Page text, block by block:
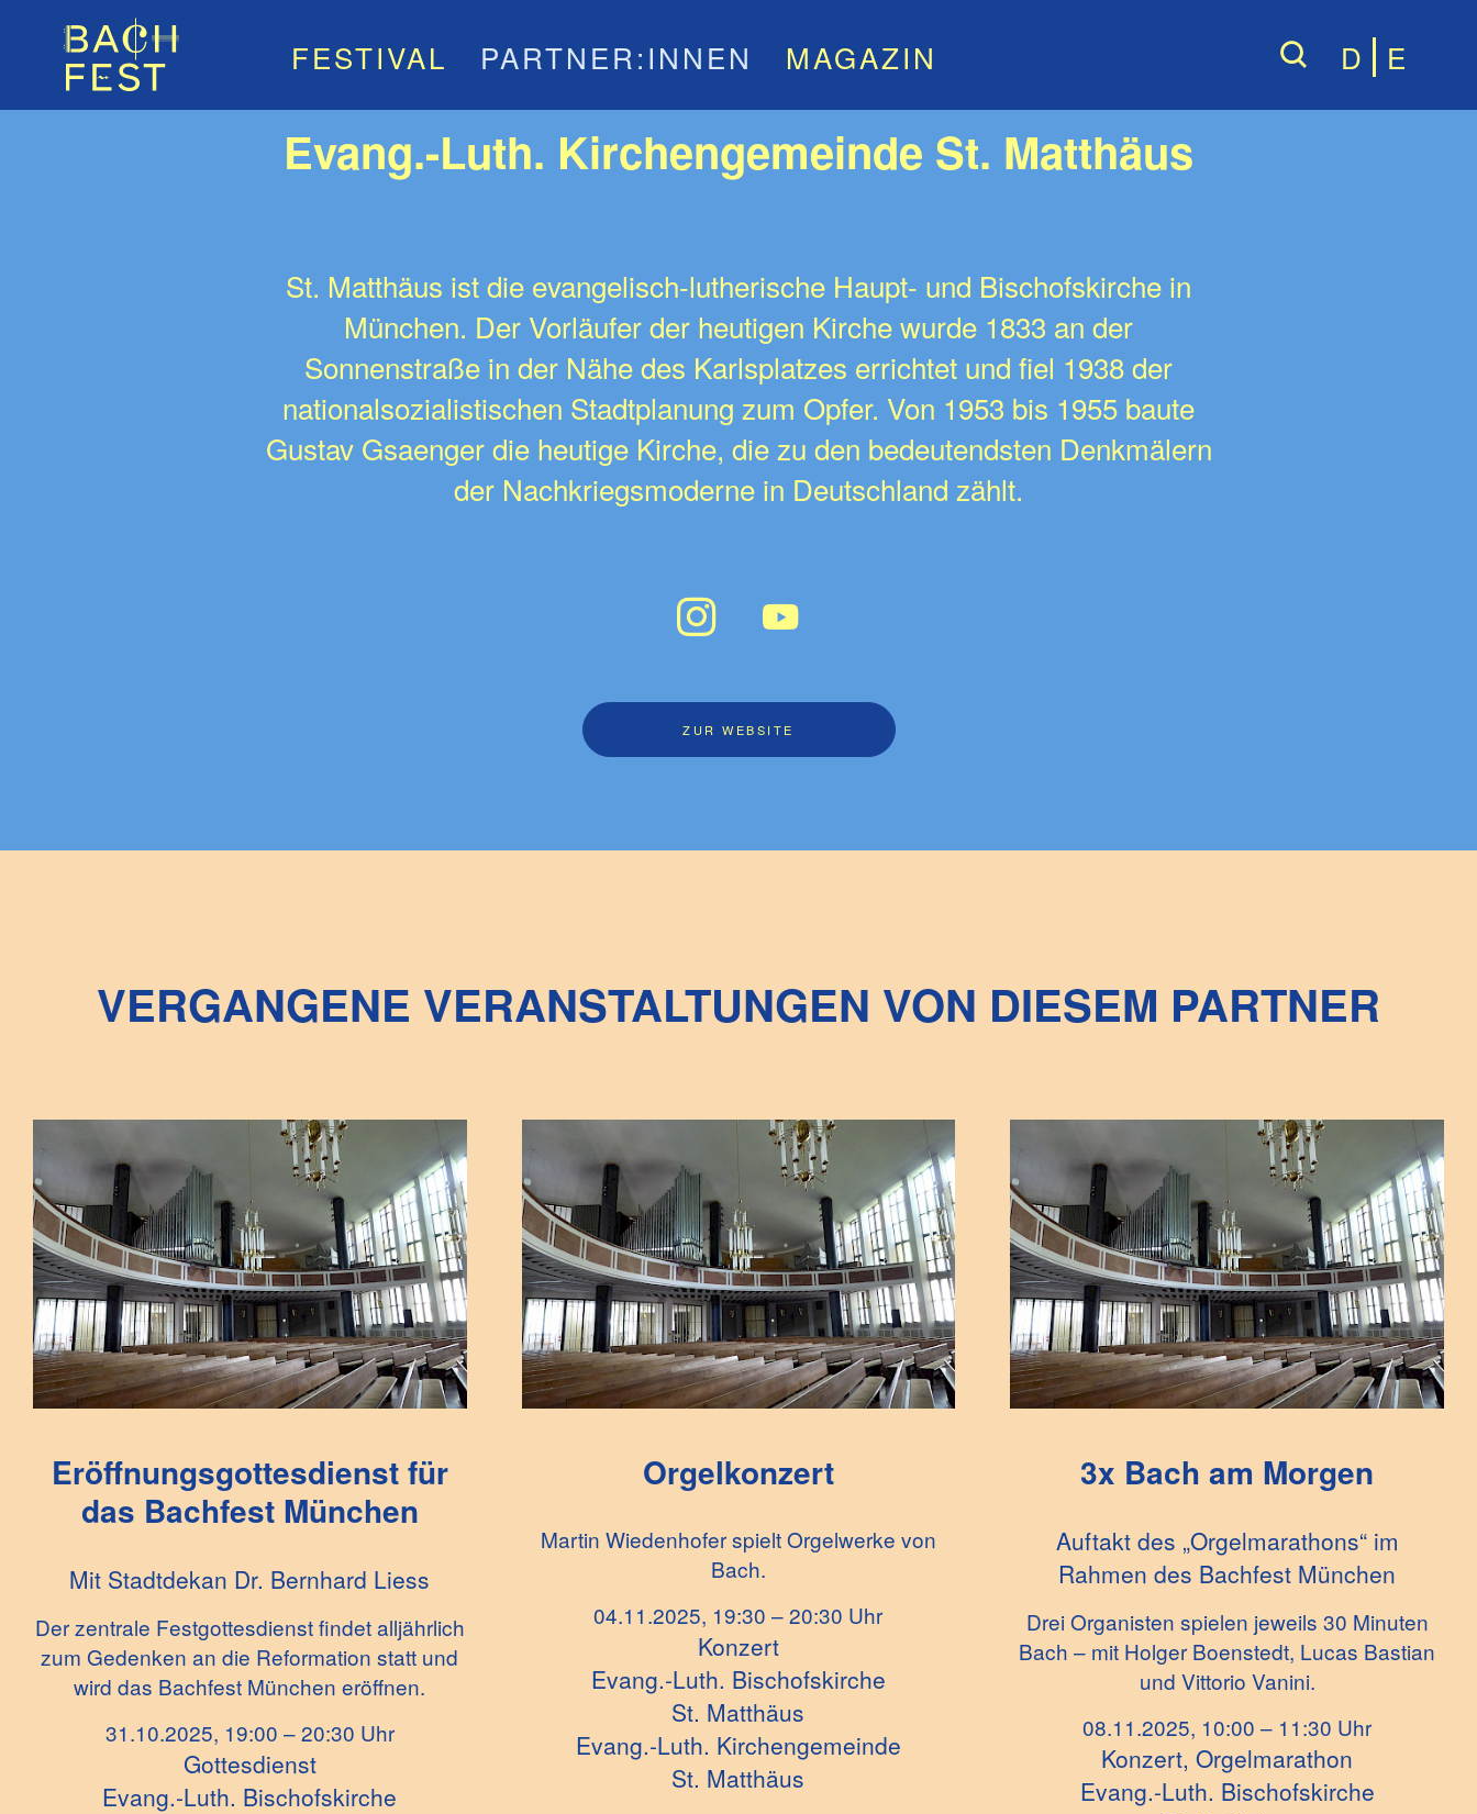
FESTIVAL PARTNER:INNEN MAGAZIN D E
Evang.-Luth. Kirchengemeinde St. Matthäus
St. Matthäus ist die evangelisch-lutherische Haupt- und Bischofskirche in
München. Der Vorläufer der heutigen Kirche wurde 1833 an der
Sonnenstraße in der Nähe des Karlsplatzes errichtet und fiel 1938 der
nationalsozialistischen Stadtplanung zum Opfer. Von 1953 bis 1955 baute
Gustav Gsaenger die heutige Kirche, die zu den bedeutendsten Denkmälern
der Nachkriegsmoderne in Deutschland zählt.
ZUR WEBSITE
VERGANGENE VERANSTALTUNGEN VON DIESEM PARTNER
Eröffnungsgottesdienst für
das Bachfest München
Mit Stadtdekan Dr. Bernhard Liess
Der zentrale Festgottesdienst findet alljährlich
zum Gedenken an die Reformation statt und
wird das Bachfest München eröffnen.
31.10.2025, 19:00 – 20:30 Uhr
Gottesdienst
Evang.-Luth. Bischofskirche
Orgelkonzert
Martin Wiedenhofer spielt Orgelwerke von
Bach.
04.11.2025, 19:30 – 20:30 Uhr
Konzert
Evang.-Luth. Bischofskirche
St. Matthäus
Evang.-Luth. Kirchengemeinde
St. Matthäus
3x Bach am Morgen
Auftakt des „Orgelmarathons“ im
Rahmen des Bachfest München
Drei Organisten spielen jeweils 30 Minuten
Bach – mit Holger Boenstedt, Lucas Bastian
und Vittorio Vanini.
08.11.2025, 10:00 – 11:30 Uhr
Konzert, Orgelmarathon
Evang.-Luth. Bischofskirche